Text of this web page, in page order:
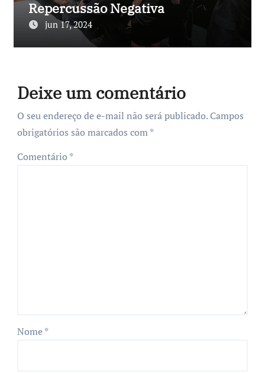
Repercussão Negativa
jun 17, 2024
Deixe um comentário
O seu endereço de e-mail não será publicado. Campos
obrigatórios são marcados com*
Comentário *
Nome*